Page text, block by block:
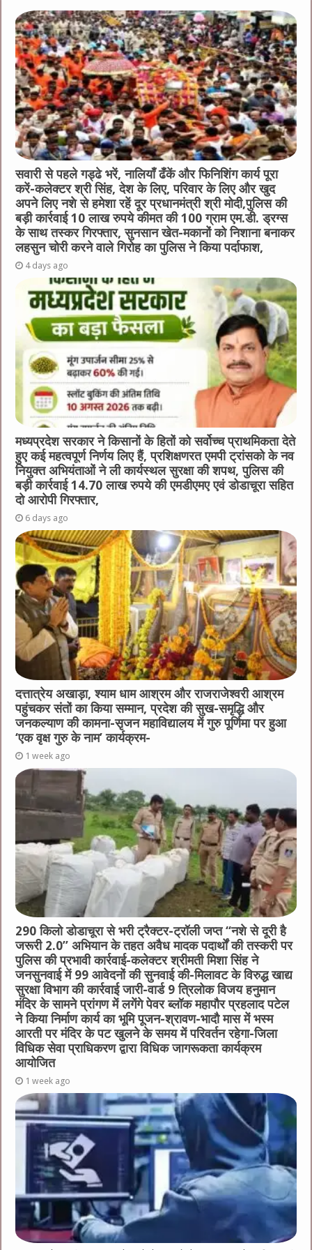
o
o
k
g
er
p
p
सवारी से पहले गड्ढे भरें, नालियाँ ढँकें और फिनिशिंग कार्य पूरा
करें-कलेक्टर श्री सिंह, देश के लिए, परिवार के लिए और खुद
अपने लिए नशे से हमेशा रहें दूर प्रधानमंत्री श्री मोदी,पुलिस की
बड़ी कार्रवाई 10 लाख रुपये कीमत की 100 ग्राम एम.डी. ड्रग्स
के साथ तस्कर गिरफ्तार, सुनसान खेत-मकानों को निशाना बनाकर
लहसुन चोरी करने वाले गिरोह का पुलिस ने किया पर्दाफाश,
4 days ago
मध्यप्रदेश सरकार ने किसानों के हितों को सर्वोच्च प्राथमिकता देते
हुए कई महत्वपूर्ण निर्णय लिए हैं, प्रशिक्षणरत एमपी ट्रांसको के नव
नियुक्त अभियंताओं ने ली कार्यस्थल सुरक्षा की शपथ, पुलिस की
बड़ी कार्रवाई 14.70 लाख रुपये की एमडीएमए एवं डोडाचूरा सहित
दो आरोपी गिरफ्तार,
6 days ago
दत्तात्रेय अखाड़ा, श्याम धाम आश्रम और राजराजेश्वरी आश्रम
पहुंचकर संतों का किया सम्मान, प्रदेश की सुख-समृद्धि और
जनकल्याण की कामना-सृजन महाविद्यालय में गुरु पूर्णिमा पर हुआ
‘एक वृक्ष गुरु के नाम’ कार्यक्रम-
1 week ago
290 किलो डोडाचूरा से भरी ट्रैक्टर-ट्रॉली जप्त “नशे से दूरी है
जरूरी 2.0” अभियान के तहत अवैध मादक पदार्थों की तस्करी पर
पुलिस की प्रभावी कार्रवाई-कलेक्टर श्रीमती मिशा सिंह ने
जनसुनवाई में 99 आवेदनों की सुनवाई की-मिलावट के विरुद्ध खाद्य
सुरक्षा विभाग की कार्रवाई जारी-वार्ड 9 त्रिलोक विजय हनुमान
मंदिर के सामने प्रांगण में लगेंगे पेवर ब्लॉक महापौर प्रहलाद पटेल
ने किया निर्माण कार्य का भूमि पूजन-श्रावण-भादौ मास में भस्म
आरती पर मंदिर के पट खुलने के समय में परिवर्तन रहेगा-जिला
विधिक सेवा प्राधिकरण द्वारा विधिक जागरूकता कार्यक्रम
आयोजित
1 week ago